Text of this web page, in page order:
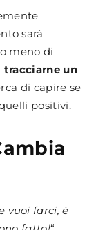
sarà
meno di
tracciarne un
di capire se
positivi.
vuoi farci, è